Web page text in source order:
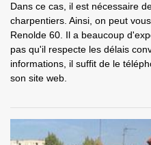
Dans ce cas, il est nécessaire
charpentiers. Ainsi, on peut
Renolde 60. Il a beaucoup
pas qu'il respecte les délais
informations, il suffit de le
son site web.